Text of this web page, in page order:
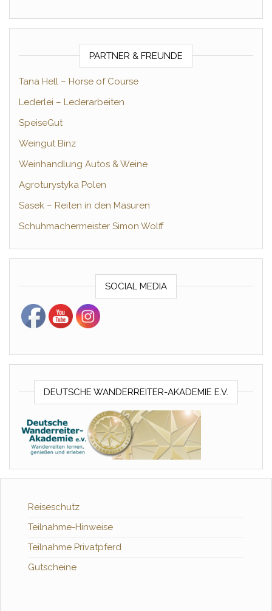
PARTNER & FREUNDE
Tana Hell – Horse of Course
Lederlei – Lederarbeiten
SpeiseGut
Weingut Binz
Weinhandlung Autos & Weine
Agroturystyka Polen
Sasek – Reiten in den Masuren
Schuhmachermeister Simon Wolff
SOCIAL MEDIA
DEUTSCHE WANDERREITER-AKADEMIE E.V.
Reiseschutz
Teilnahme-Hinweise
Teilnahme Privatpferd
Gutscheine